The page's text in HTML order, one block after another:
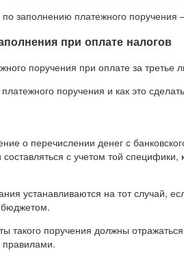
заполнению платежного поручения
при оплате налогов
поручения при оплате за третье
поручения и как это
о перечислении денег с
с учетом той
устанавливаются на тот случай,
бюджетом.
такого поручения должны